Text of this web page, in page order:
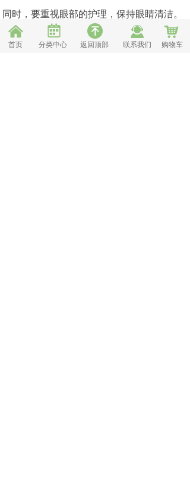
同时，要重视眼部的护理，保持眼睛清洁。
不要用手揉眼睛，避免接触刺激性物质。如
果需要出门，可以佩戴太阳镜，防止阳光直
낀 녠
녀 끤
首页 分类中心 返回顶部 联系我们
낙
购物车